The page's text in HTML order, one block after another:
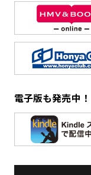
電子版も発売中！